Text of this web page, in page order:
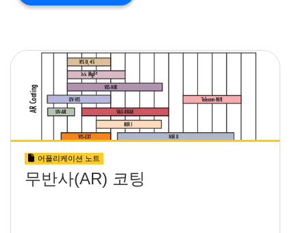
어플리케이션 노트
무반사(AR) 코팅